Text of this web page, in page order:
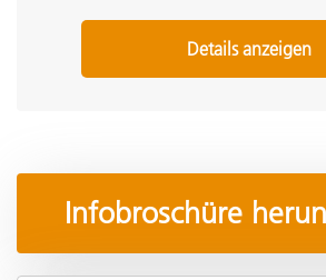
Details anzeigen
Infobroschüre